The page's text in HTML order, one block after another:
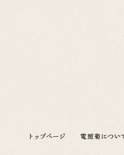
トップページ 電照菊について